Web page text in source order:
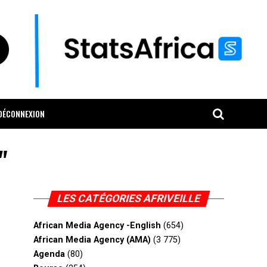
LES CATÉGORIES AFRIVEILLE
African Media Agency -English (654)
African Media Agency (AMA) (3 775)
Agenda (80)